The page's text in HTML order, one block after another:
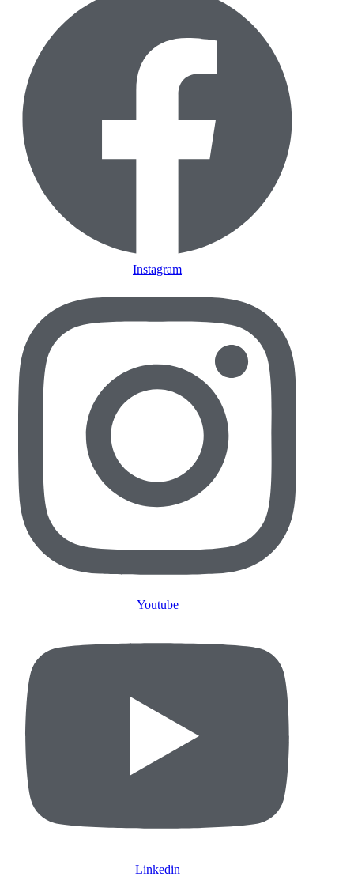
Instagram
Youtube
Linkedin